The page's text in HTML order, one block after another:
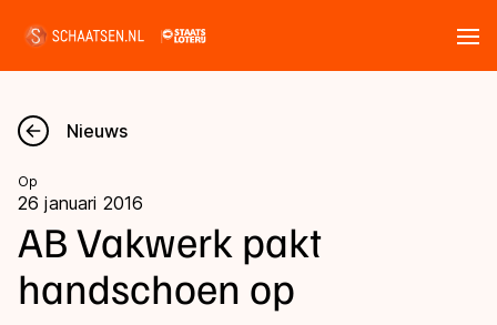
Nieuws
Kalender
Disciplines
Nieuws
Op
26 januari 2016
AB Vakwerk pakt
handschoen op